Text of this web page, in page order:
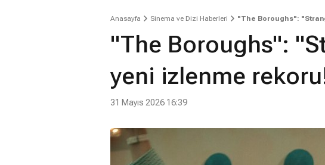
Anasayfa Sinema ve Dizi Haberleri "The Boroughs":
"The Boroughs":
yeni izlenme
31 Mayıs 2026 16:39